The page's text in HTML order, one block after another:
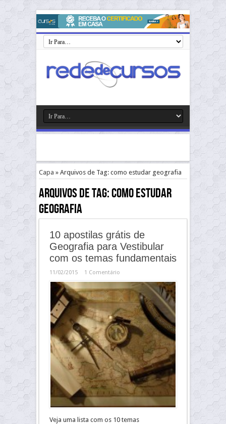
Capa » Arquivos de Tag: como estudar geografia
Arquivos de Tag:como estudar
geografia
10 apostilas grátis de
Geografia para Vestibular
com os temas fundamentais
11/02/2015 1 Comentário
Veja uma lista com os 10 temas